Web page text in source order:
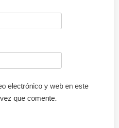
electrónico y web en este
que comente.